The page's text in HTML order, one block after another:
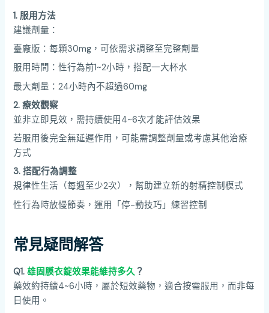
1. 服用方法
建議劑量：
臺廠版：每顆30mg，可依需求調整至完整劑量
服用時間：性行為前1~2小時，搭配一大杯水
最大劑量：24小時內不超過60mg
2. 療效觀察
並非立即見效，需持續使用4~6次才能評估效果
若服用後完全無延遲作用，可能需調整劑量或考慮其他治療
方式
3. 搭配行為調整
規律性生活（每週至少2次），幫助建立新的射精控制模式
性行為時放慢節奏，運用「停-動技巧」練習控制
常見疑問解答
Q1. 雄固膜衣錠效果能維持多久 ？
藥效約持續4~6小時，屬於短效藥物，適合按需服用，而非每
日使用。